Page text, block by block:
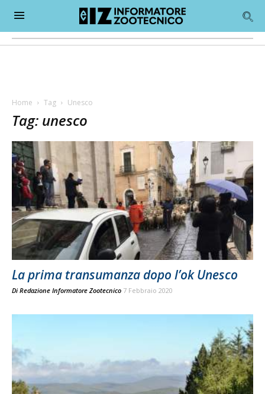
Home Tag Unesco
Tag: unesco
La prima transumanza dopo l’ok Unesco
Di Redazione Informatore Zootecnico 7 Febbraio 2020